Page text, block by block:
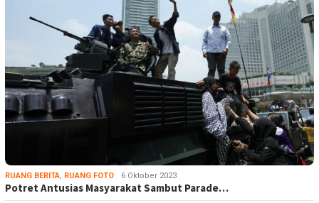
RUANG BERITA, RUANG FOTO 6 Oktober 2023
Potret Antusias Masyarakat Sambut Parade…